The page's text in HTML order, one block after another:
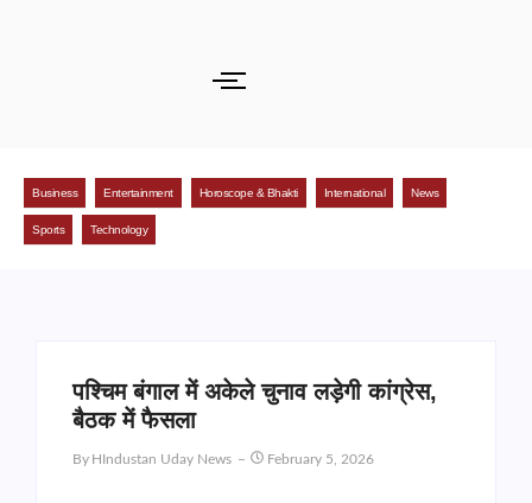
Business Entertainment Horoscope & Bhakti International News
Sports Technology
पश्चिम बंगाल में अकेले चुनाव लड़ेगी कांग्रेस,
बैठक में फैसला
By HIndustan Uday News February 5, 2026